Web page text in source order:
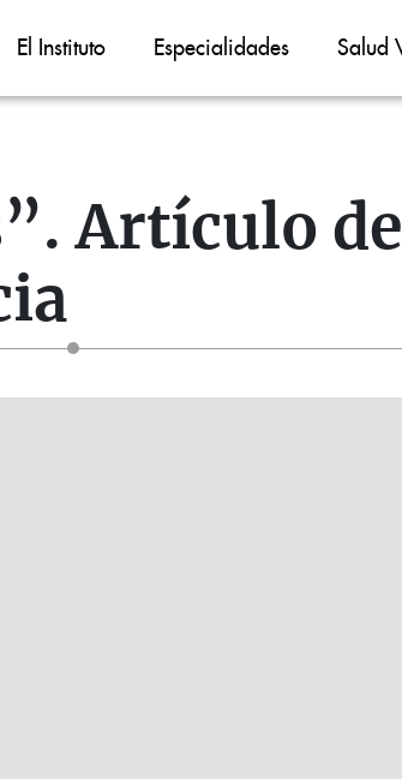
El Instituto Especialidades Salud
Artículo